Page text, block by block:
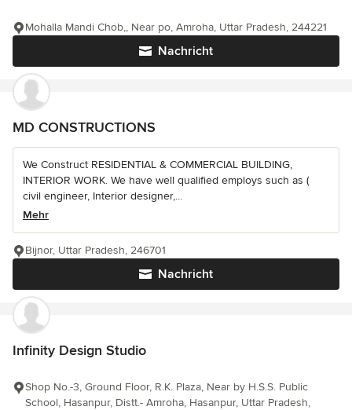
Nachricht
Mohalla Mandi Chob,, Near po, Amroha, Uttar Pradesh, 244221
MD CONSTRUCTIONS
We Construct RESIDENTIAL & COMMERCIAL BUILDING,
INTERIOR WORK. We have well qualified employs such as (
civil engineer, Interior designer,...
Mehr
Nachricht
Bijnor, Uttar Pradesh, 246701
Infinity Design Studio
Shop No.-3, Ground Floor, R.K. Plaza, Near by H.S.S. Public
School, Hasanpur, Distt.- Amroha, Hasanpur, Uttar Pradesh,